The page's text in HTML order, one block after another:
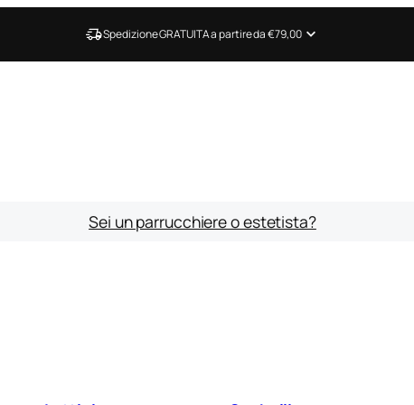
Spedizione GRATUITA a partire da €79,00
Sei un parrucchiere o estetista?